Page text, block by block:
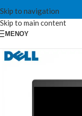
Skip to navigation
Skip to main content
ΜΕΝΟΎ